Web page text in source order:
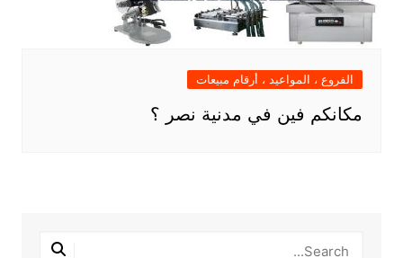
الفروع ، المواعيد ، أرقام مبيعات
مكانكم فين في مدنية نصر ؟